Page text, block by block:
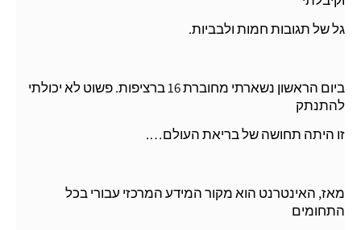
גל של תגובות חמות ולבביות.
ביום הראשון נשארתי מחוברת 16 ברציפות. פשוט לא יכולתי
להתנתק
זו היתה תחושה של בריאת העולם….
מאז, האינטרנט הוא מקור המידע המרכזי עבורי בכל
התחומים